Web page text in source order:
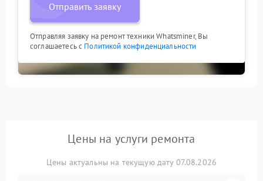
Отправить заявку
Отправляя заявку на ремонт техники Whatsminer, Вы
соглашаетесь с Политикой конфиденциальности
Цены на услуги ремонта
Цены актуальны на текущую дату 07.08.2026